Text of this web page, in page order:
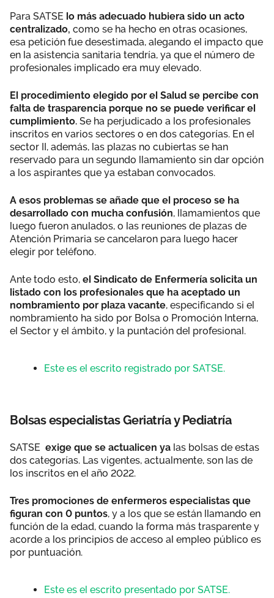
Para SATSE lo más adecuado hubiera sido un acto
centralizado, como se ha hecho en otras ocasiones,
esa petición fue desestimada, alegando el impacto que
en la asistencia sanitaria tendría, ya que el número de
profesionales implicado era muy elevado.
El procedimiento elegido por el Salud se percibe con
falta de trasparencia porque no se puede verificar el
cumplimiento. Se ha perjudicado a los profesionales
inscritos en varios sectores o en dos categorías. En el
sector II, además, las plazas no cubiertas se han
reservado para un segundo llamamiento sin dar opción
a los aspirantes que ya estaban convocados.
A esos problemas se añade que el proceso se ha
desarrollado con mucha confusión, llamamientos que
luego fueron anulados, o las reuniones de plazas de
Atención Primaria se cancelaron para luego hacer
elegir por teléfono.
Ante todo esto, el Sindicato de Enfermería solicita un
listado con los profesionales que ha aceptado un
nombramiento por plaza vacante, especificando si el
nombramiento ha sido por Bolsa o Promoción Interna,
el Sector y el ámbito, y la puntación del profesional.
Este es el escrito registrado por SATSE.
Bolsas especialistas Geriatría y Pediatría
SATSE exige que se actualicen ya las bolsas de estas
dos categorías. Las vigentes, actualmente, son las de
los inscritos en el año 2022.
Tres promociones de enfermeros especialistas que
figuran con 0 puntos, y a los que se están llamando en
función de la edad, cuando la forma más trasparente y
acorde a los principios de acceso al empleo público es
por puntuación.
Este es el escrito presentado por SATSE.